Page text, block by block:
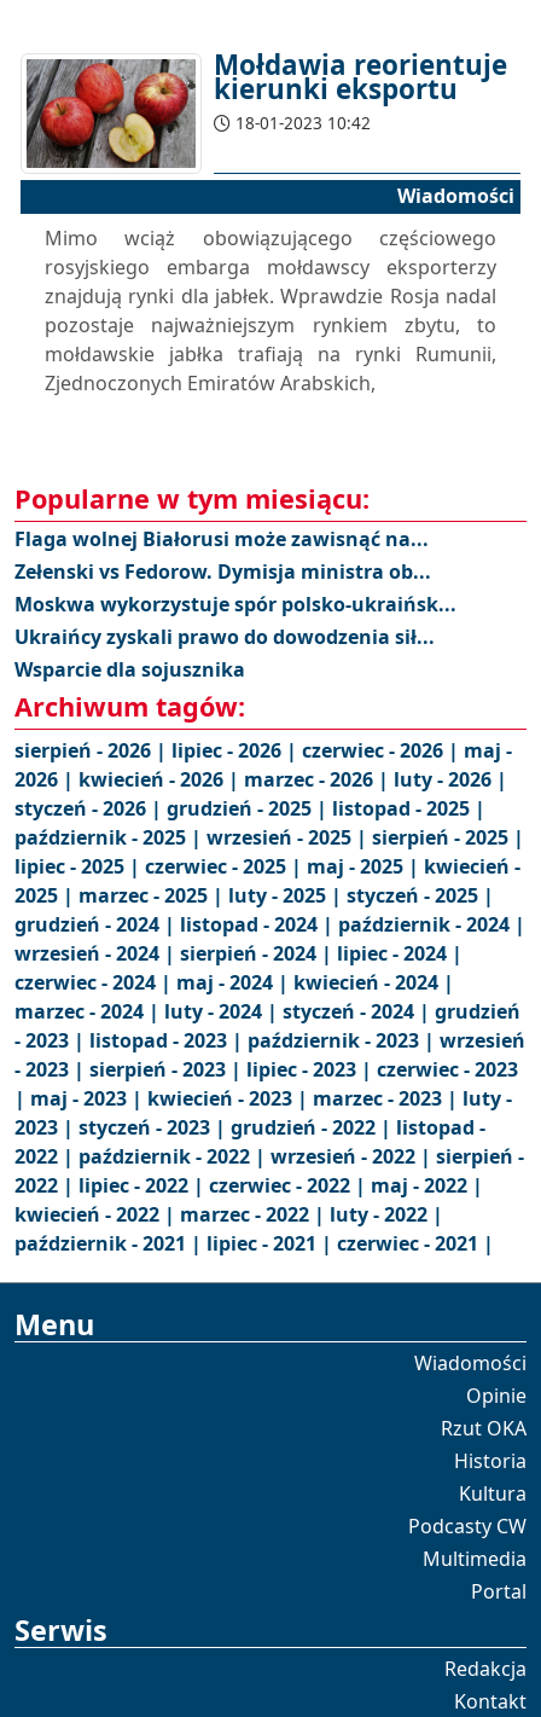
Mołdawia reorientuje
kierunki eksportu
18-01-2023 10:42
Wiadomości
Mimo wciąż obowiązującego częściowego
rosyjskiego embarga mołdawscy eksporterzy
znajdują rynki dla jabłek. Wprawdzie Rosja nadal
pozostaje najważniejszym rynkiem zbytu, to
mołdawskie jabłka trafiają na rynki Rumunii,
Zjednoczonych Emiratów Arabskich,
Popularne w tym miesiącu:
Flaga wolnej Białorusi może zawisnąć na...
Zełenski vs Fedorow. Dymisja ministra ob...
Moskwa wykorzystuje spór polsko-ukraińsk...
Ukraińcy zyskali prawo do dowodzenia sił...
Wsparcie dla sojusznika
Archiwum tagów:
sierpień - 2026 | lipiec - 2026 | czerwiec - 2026 | maj -
2026 | kwiecień - 2026 | marzec - 2026 | luty - 2026 |
styczeń - 2026 | grudzień - 2025 | listopad - 2025 |
październik - 2025 | wrzesień - 2025 | sierpień - 2025 |
lipiec - 2025 | czerwiec - 2025 | maj - 2025 | kwiecień -
2025 | marzec - 2025 | luty - 2025 | styczeń - 2025 |
grudzień - 2024 | listopad - 2024 | październik - 2024 |
wrzesień - 2024 | sierpień - 2024 | lipiec - 2024 |
czerwiec - 2024 | maj - 2024 | kwiecień - 2024 |
marzec - 2024 | luty - 2024 | styczeń - 2024 | grudzień
- 2023 | listopad - 2023 | październik - 2023 | wrzesień
- 2023 | sierpień - 2023 | lipiec - 2023 | czerwiec - 2023
| maj - 2023 | kwiecień - 2023 | marzec - 2023 | luty -
2023 | styczeń - 2023 | grudzień - 2022 | listopad -
2022 | październik - 2022 | wrzesień - 2022 | sierpień -
2022 | lipiec - 2022 | czerwiec - 2022 | maj - 2022 |
kwiecień - 2022 | marzec - 2022 | luty - 2022 |
październik - 2021 | lipiec - 2021 | czerwiec - 2021 |
Menu
Wiadomości
Opinie
Rzut OKA
Historia
Kultura
Podcasty CW
Multimedia
Portal
Serwis
Redakcja
Kontakt